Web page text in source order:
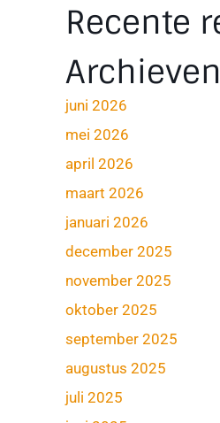
Recente
Archieven
juni 2026
mei 2026
april 2026
maart 2026
januari 2026
december 2025
november 2025
oktober 2025
september 2025
augustus 2025
juli 2025